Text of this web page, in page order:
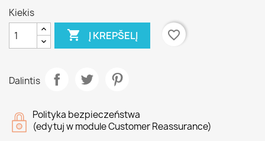
Kiekis
 Į KREPŠELĮ favorite_border
Dalintis
Polityka bezpieczeństwa
(edytuj w module Customer Reassurance)